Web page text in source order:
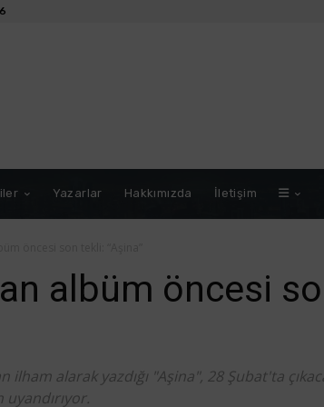
Yazarlar Hakkımızda İletişim
albüm öncesi
ilham alarak yazdığı "Aşina", 28 Şubat'ta